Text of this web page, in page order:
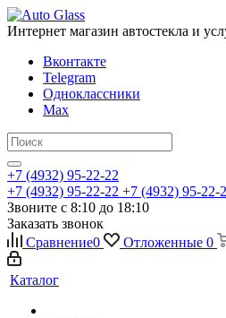
Интернет магазин автостекла и
Вконтакте
Telegram
Одноклассники
Max
+7 (4932) 95-22-22
+7 (4932) 95-22-22 +7 (4932) 95-22-
Звоните с 8:10 до 18:10
Заказать звонок
Сравнение0 Отложенные 0
Каталог